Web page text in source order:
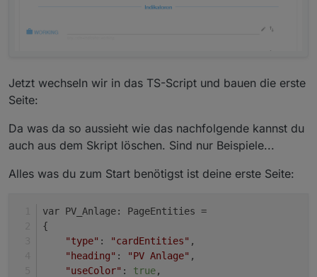
Jetzt wechseln wir in das TS-Script und bauen die erste
Seite:
Da was da so aussieht wie das nachfolgende kannst du
auch aus dem Skript löschen. Sind nur Beispiele...
Alles was du zum Start benötigst ist deine erste Seite:
var PV_Anlage: PageEntities =
{
"type" : "cardEntities" ,
"heading" : "PV Anlage" ,
"useColor" : true,